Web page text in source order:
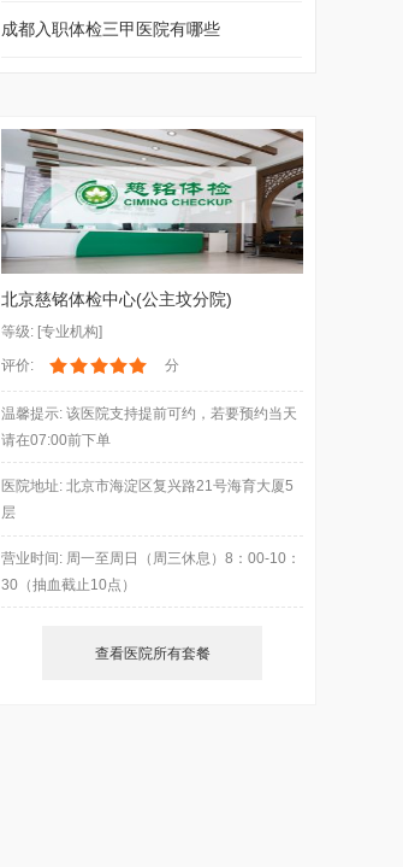
成都入职体检三甲医院有哪些
北京慈铭体检中心(公主坟分院)
等级: [专业机构]
评价:
分
温馨提示: 该医院支持提前可约，若要预约当天
请在07:00前下单
医院地址: 北京市海淀区复兴路21号海育大厦5
层
营业时间: 周一至周日（周三休息）8：00-10：
30（抽血截止10点）
查看医院所有套餐